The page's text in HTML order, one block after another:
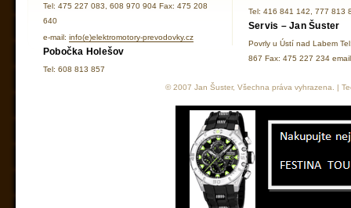
Tel: 475 227 083, 608 970 904 Fax: 475 208
640
e-mail: info(e)elektromotory-prevodovky.cz
Pobočka Holešov
Tel: 608 813 857
Tel: 416 841 142, 777 813
Servis – Jan Šuster
Povrly u Ústí nad Labem
867 Fax: 475 227 234
© 2007 Jan Šuster, Všechna práva vyhrazena. |